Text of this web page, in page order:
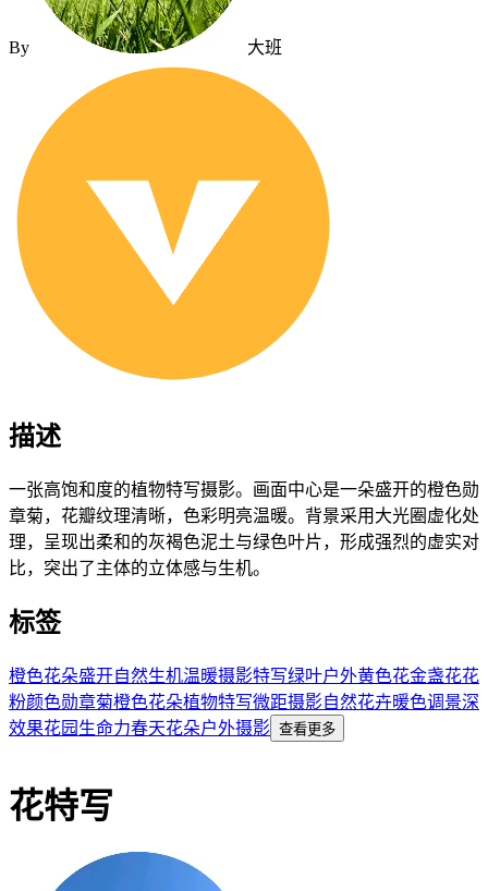
By 大班
描述
一张高饱和度的植物特写摄影。画面中心是一朵盛开的橙色勋
章菊，花瓣纹理清晰，色彩明亮温暖。背景采用大光圈虚化处
理，呈现出柔和的灰褐色泥土与绿色叶片，形成强烈的虚实对
比，突出了主体的立体感与生机。
标签
橙色花朵盛开自然生机温暖摄影特写绿叶户外黄色花金盏花花
粉颜色勋章菊橙色花朵植物特写微距摄影自然花卉暖色调景深
效果花园 生命力春天花朵户外摄影 查看更多
花特写